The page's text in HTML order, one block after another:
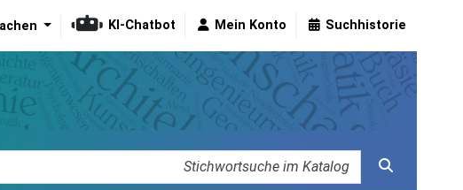
KI-Chatbot Mein Konto Suchhistorie